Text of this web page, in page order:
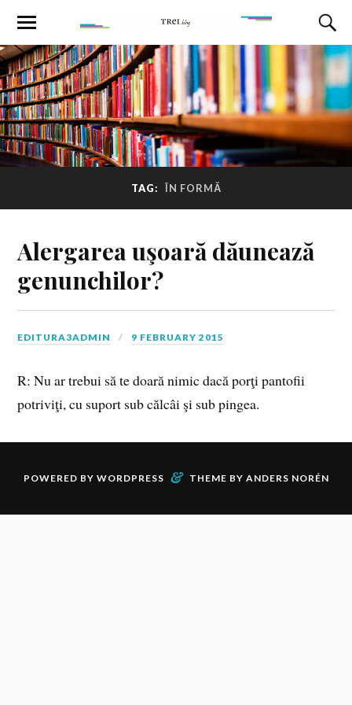
TAG: ÎN FORMĂ
Alergarea uşoară dăunează
genunchilor?
EDITURA3ADMIN 9 FEBRUARY 2015
R: Nu ar trebui să te doară nimic dacă porţi pantofii
potriviţi, cu suport sub călcâi şi sub pingea.
POWERED BY WORDPRESS & THEME BY ANDERS NORÉN